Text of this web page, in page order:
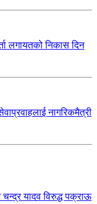
लगायतको निकास दिन
नागरिकमैत्री
यादव विरुद्ध पक्राऊ